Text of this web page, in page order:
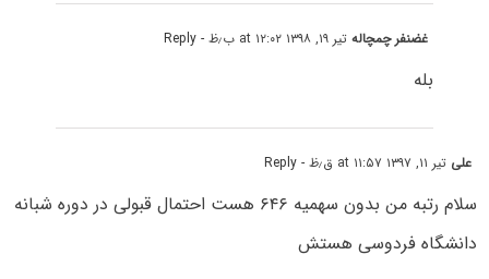
غضنفر چمچالهتیر ۱۹, ۱۳۹۸ at ۱۲:۰۲ ب٫ظ - Reply
بله
علی تیر ۱۱, ۱۳۹۷ at ۱۱:۵۷ ق٫ظ - Reply
سلام رتبه من بدون سهمیه ۶۴۶ هست احتمال قبولی در دوره شبانه
دانشگاه فردوسی هستش